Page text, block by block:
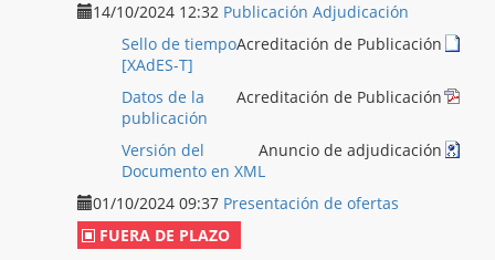
14/10/2024 12:32 Publicación Adjudicación
Acreditación de Publicación
Sello de tiempo
[XAdES-T]
Acreditación de Publicación
Datos de la
publicación
Anuncio de adjudicación
Versión del
Documento en XML
01/10/2024 09:37 Presentación de ofertas
FUERA DE PLAZO